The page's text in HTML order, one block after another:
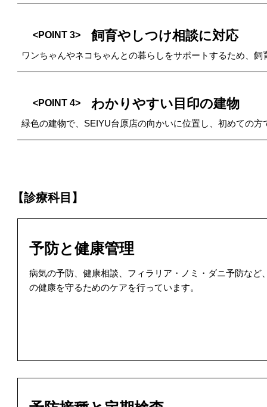
<POINT 3> 飼育やしつけ相談に対応
ワンちゃんやネコちゃんとの暮らしをサポートするため、
<POINT 4> わかりやすい目印の建物
緑色の建物で、SEIYU台原店の向かいに位置し、初めての
【診療科目】
予防と健康管理
病気の予防、健康相談、フィラリア・ノミ・ダニ予防など
の健康を守るためのケアを行っています。